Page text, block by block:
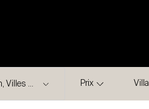
Prix Villa